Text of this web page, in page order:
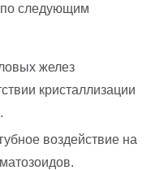
по следующим
желез
кристаллизации
воздействие на